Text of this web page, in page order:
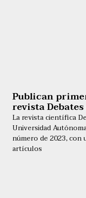
Publican
revista
La revista científica
Universidad
número de 2023, con
artículos